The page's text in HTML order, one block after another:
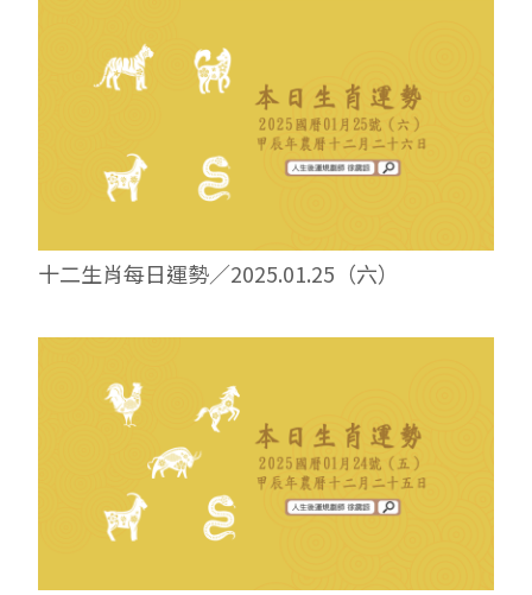
十二生肖每日運勢／2025.01.25（六）